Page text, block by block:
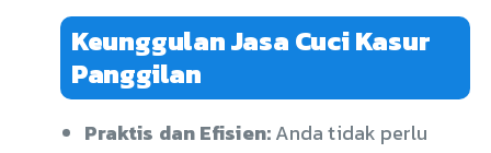
Keunggulan Jasa Cuci Kasur
Panggilan
Praktis dan Efisien:Anda tidak perlu